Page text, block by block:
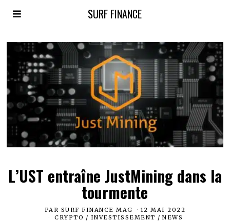
SURF FINANCE
L’UST entraîne JustMining dans la
tourmente
PAR SURF FINANCE MAG
12 MAI 2022
CRYPTO / INVESTISSEMENT / NEWS